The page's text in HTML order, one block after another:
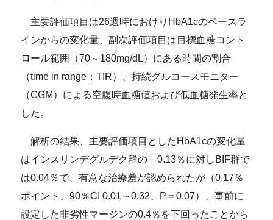
主要評価項目は26週時におけりHbA1cのベースラ
インからの変化量、副次評価項目は目標血糖コント
ロール範囲（70～180mg/dL）にある時間の割合
（time in range；TIR）、持続グルコースモニター
（CGM）による空腹時血糖値および低血糖発生率と
した。
解析の結果、主要評価項目としたHbA1cの変化量
はインスリンデグルデク群の－0.13％に対しBIF群で
は0.04％で、有意な治療差が認められたが（0.17％
ポイント、90％CI 0.01～0.32、P＝0.07）、事前に
設定した非劣性マージンの0.4％を下回ったことから